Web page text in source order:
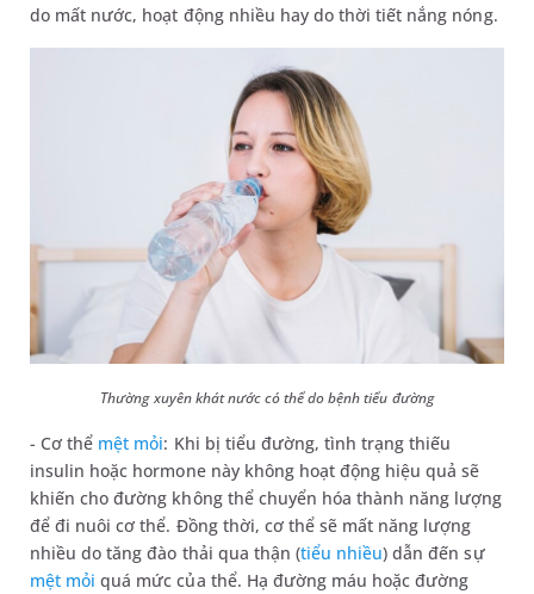
do mất nước, hoạt động nhiều hay do thời tiết nắng nóng.
Thường xuyên khát nước có thể do bệnh tiểu đường
- Cơ thể mệt mỏi: Khi bị tiểu đường, tình trạng thiếu
insulin hoặc hormone này không hoạt động hiệu quả sẽ
khiến cho đường không thể chuyển hóa thành năng lượng
để đi nuôi cơ thể. Đồng thời, cơ thể sẽ mất năng lượng
nhiều do tăng đào thải qua thận (tiểu nhiều) dẫn đến sự
mệt mỏi quá mức của thể. Hạ đường máu hoặc đường